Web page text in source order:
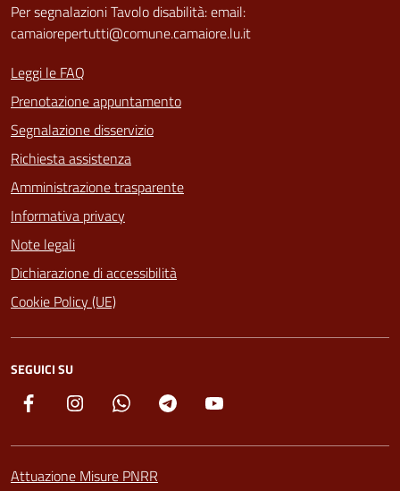
Per segnalazioni Tavolo disabilità: email:
camaiorepertutti@comune.camaiore.lu.it
Leggi le FAQ
Prenotazione appuntamento
Segnalazione disservizio
Richiesta assistenza
Amministrazione trasparente
Informativa privacy
Note legali
Dichiarazione di accessibilità
Cookie Policy (UE)
SEGUICI SU
Facebook Instagram Whatsapp Telegram
Attuazione Misure PNRR